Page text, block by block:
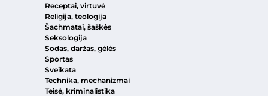
Receptai, virtuvė
Religija, teologija
Šachmatai, šaškės
Seksologija
Sodas, daržas, gėlės
Sportas
Sveikata
Technika, mechanizmai
Teisė, kriminalistika